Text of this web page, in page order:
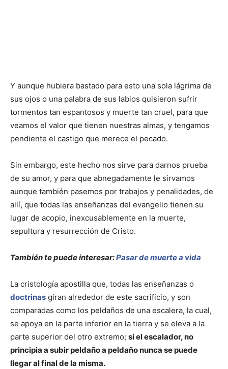
Y aunque hubiera bastado para esto una sola lágrima de
sus ojos o una palabra de sus labios quisieron sufrir
tormentos tan espantosos y muerte tan cruel, para que
veamos el valor que tienen nuestras almas, y tengamos
pendiente el castigo que merece el pecado.
Sin embargo, este hecho nos sirve para darnos prueba
de su amor, y para que abnegadamente le sirvamos
aunque también pasemos por trabajos y penalidades, de
allí, que todas las enseñanzas del evangelio tienen su
lugar de acopio, inexcusablemente en la muerte,
sepultura y resurrección de Cristo.
También te puede interesar:Pasar de muerte a vida
La cristología apostilla que, todas las enseñanzas o
doctrinas giran alrededor de este sacrificio, y son
comparadas como los peldaños de una escalera, la cual,
se apoya en la parte inferior en la tierra y se eleva a la
parte superior del otro extremo; si el escalador, no
principia a subir peldaño a peldaño nunca se puede
llegar al final de la misma.